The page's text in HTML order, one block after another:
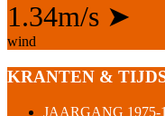
1.34m/s ➤
wind
KRANTEN &
JAARGANG 1975-